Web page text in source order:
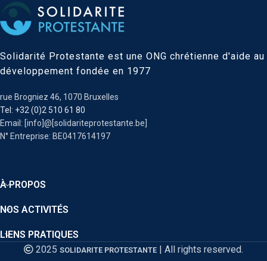
Solidarité Protestante est une ONG chrétienne d'aide au
développement fondée en 1977
rue Brogniez 46, 1070 Bruxelles
Tel: +32 (0)2 510 61 80
Email: [info]@[solidariteprotestante.be]
N° Entreprise: BE0417614197
À PROPOS
NOS ACTIVITÉS
LIENS PRATIQUES
2025 SOLIDARITE PROTESTANTE | All rights reserved.